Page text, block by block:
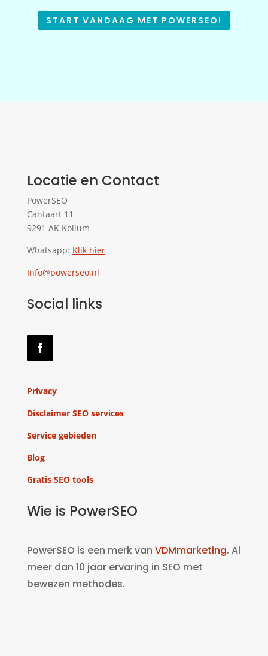
START VANDAAG MET POWERSEO!
Locatie en Contact
PowerSEO
Cantaart 11
9291 AK Kollum
Whatsapp: Klik hier
Info@powerseo.nl
Social links
Privacy
Disclaimer SEO services
Service gebieden
Blog
Gratis SEO tools
Wie is PowerSEO
PowerSEO is een merk van VDMmarketing. Al
meer dan 10 jaar ervaring in SEO met
bewezen methodes.